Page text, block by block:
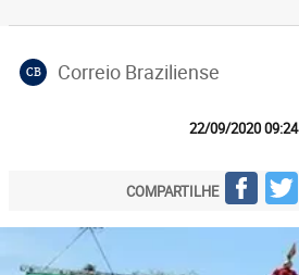
CB Correio Braziliense
22/09/2020 09:24
COMPARTILHE